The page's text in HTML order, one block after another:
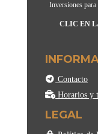
Inversiones
CLIC EN
Contacto
Horarios y
LEGAL